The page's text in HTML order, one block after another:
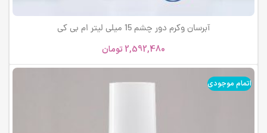
آبرسان وکرم دور چشم 15 میلی لیتر ام بی کی
2,592,480تومان
اتمام موجودی